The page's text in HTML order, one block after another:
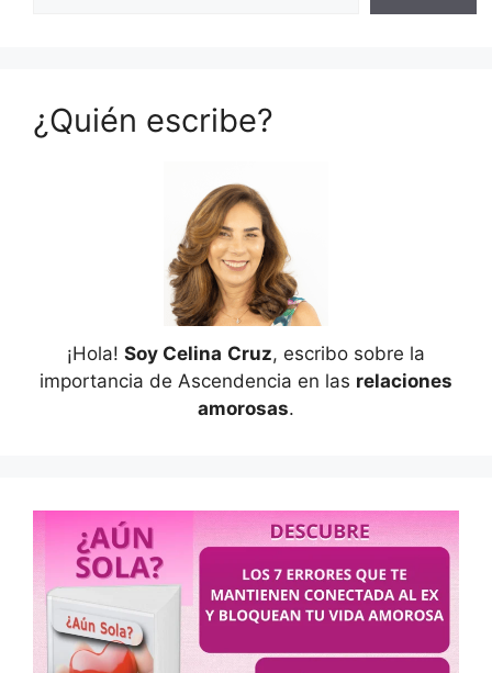
¿Quién escribe?
¡Hola! Soy Celina Cruz, escribo sobre la
importancia de Ascendencia en las relaciones
amorosas.